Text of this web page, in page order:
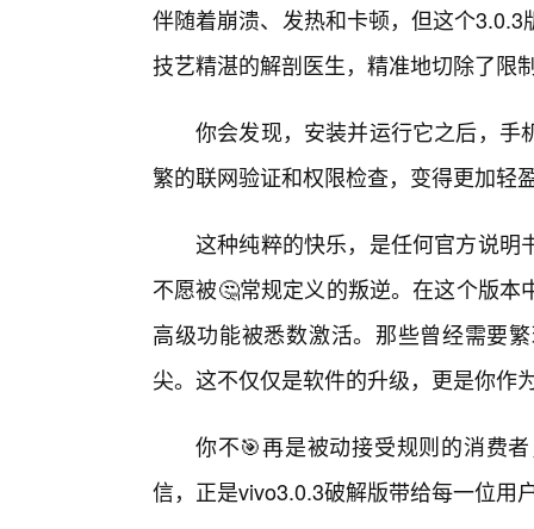
伴随着崩溃、发热和卡顿，但这个
技艺精湛的解剖医生，精准地切除了限
你会发现，安装并运行它之后，手
繁的联网验证和权限检查，变得更加轻
这种纯粹的快乐，是任何官方说明
不愿被🤔常规定义的叛逆。在这个版
高级功能被悉数激活。那些曾经需要
尖。这不仅仅是软件的升级，更是你作
你不🎯再是被动接受规则的消费
信，正是vivo3.0.3破解版带给每一位用